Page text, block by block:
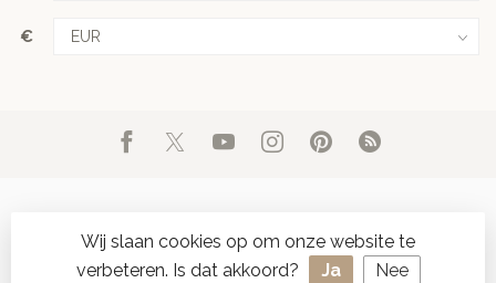
€
© Copyright 2026 d'Oude Seylmakerij- Powered by Lightspeed
Wij slaan cookies op om onze website te
verbeteren. Is dat akkoord?
Ja Nee